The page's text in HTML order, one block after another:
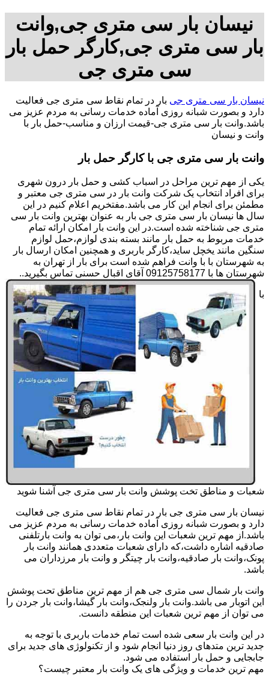
نیسان بار سی متری جی,وانت
بار سی متری جی,کارگر حمل بار
سی متری جی
نیسان بار سی متری جی بار در تمام نقاط سی متری جی فعالیت
دارد و بصورت شبانه روزی آماده خدمات رسانی به مردم عزیز می
باشد.وانت بار سی متری جی-قیمت ارزان و مناسب-حمل بار با
وانت و نیسان
وانت بار سی متری جی با کارگر حمل بار
یکی از مهم ترین مراحل در اسباب کشی و حمل بار درون شهری
برای افراد انتخاب یک شرکت وانت بار در سی متری جی معتبر و
مطمئن برای انجام این کار می باشد.مفتخریم اعلام کنیم در این
سال ها نیسان بار سی متری جی بار به عنوان بهترین وانت بار سی
متری جی شناخته شده است.در این وانت بار امکان ارائه تمام
خدمات مربوط به حمل بار مانند بسته بندی لوازم،حمل لوازم
سنگین مانند یخچل ساید،کارگر باربری و همچنین امکان ارسال بار
به شهرستان با با وانت فراهم شده است برای بار از تهران به
شهرستان ها با 09125758177 آقای اقبال حسنی تماس بگیرید..
با
شعبات و مناطق تخت پوشش وانت بار سی متری جی آشنا شوید
نیسان بار سی متری جی بار در تمام نقاط سی متری جی فعالیت
دارد و بصورت شبانه روزی آماده خدمات رسانی به مردم عزیز می
باشد.از مهم ترین شعبات این وانت بار،می توان به وانت بارتلفنی
صادقیه اشاره داشت،که دارای شعبات متعددی همانند وانت بار
پونک،وانت بار صادقیه،وانت بار چیتگر و وانت بار مرزداران می
باشد.
وانت بار شمال سی متری جی هم از مهم ترین مناطق تحت پوشش
این اتوبار می باشد.وانت بار ولنجک،وانت بار گیشا،وانت بار جردن را
می توان از مهم ترین شعبات این منطقه دانست.
در این وانت بار سعی شده است تمام خدمات باربری با توجه به
جدید ترین متدهای روز دنیا انجام شود و از تکنولوژی های جدید برای
جابجایی و حمل بار استفاده می شود.
مهم ترین خدمات و ویژگی های یک وانت بار معتبر چیست؟